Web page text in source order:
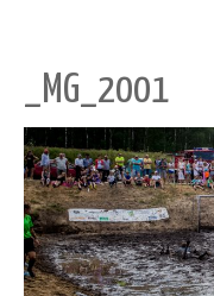
_MG_2001